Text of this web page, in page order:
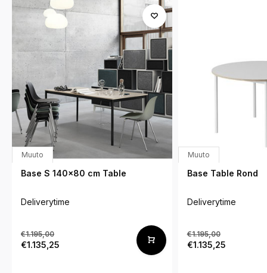
Muuto
Base S 140x80 cm Table
Deliverytime
€1.195,00
€1.135,25
Muuto
Base Table Rond
Deliverytime
€1.195,00
€1.135,25